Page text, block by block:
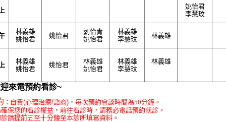
姚怡君
李慧玟
林義雄
姚怡君
姚怡君
劉怡青
姚怡君
林義雄
李慧玟
林義雄
林義雄
姚怡君
姚怡君
林義雄
姚怡君
林義雄
李慧玟
林義雄
來電預約看診~
: 自費(心理治療/諮商) ，每次預約會談時間為50分鐘 。
保您的看診權益，前往看診時，請務必電話預約就診 。
請提前五至十分鐘至本診所填寫資料 。